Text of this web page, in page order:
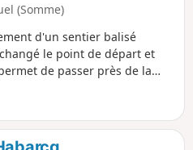
(Somme)
d'un sentier balisé
le point de départ et
de passer près de la
Doullens. C'est peut-être
pratiquement tout le temps